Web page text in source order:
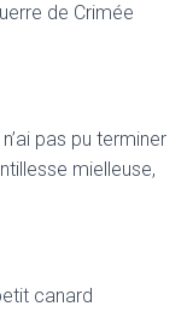
de Crimée
pas pu terminer
mielleuse,
canard